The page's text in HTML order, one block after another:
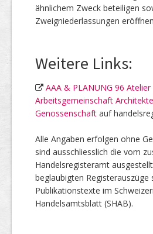
ähnlichem Zweck beteiligen
Zweigniederlassungen
Weitere Links:
AAA & PLANUNG 96 Atelier
Arbeitsgemeinschaft
Genossenschaft auf
Alle Angaben erfolgen ohne
sind ausschliesslich die vom
Handelsregisteramt
beglaubigten
Publikationstexte im
Handelsamtsblatt (SHAB).